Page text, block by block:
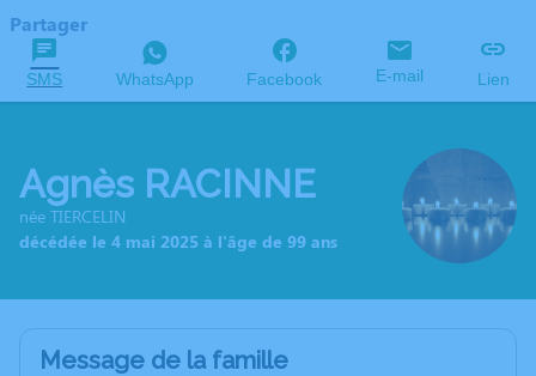
Partager
SMS WhatsApp Facebook E-mail Lien
Agnès RACINNE
née TIERCELIN
décédée le 4 mai 2025 à l'âge de 99 ans
Message de la famille